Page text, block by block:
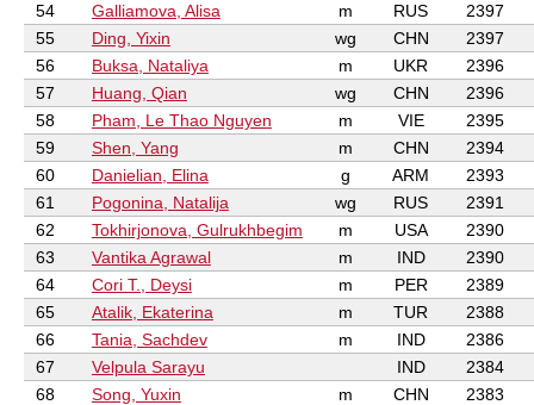
54
Galliamova, Alisa m RUS
2397
55
Ding, Yixin wg CHN
2397
56
Buksa, Nataliya m UKR
2396
57
Huang, Qian wg CHN
2396
58
Pham, Le Thao Nguyen m VIE
2395
59
Shen, Yang m CHN
2394
60
Danielian, Elina g ARM
2393
61
Pogonina, Natalija wg RUS
2391
62
Tokhirjonova, Gulrukhbegim m USA
2390
63
Vantika Agrawal m IND
2390
64
Cori T., Deysi m PER
2389
65
Atalik, Ekaterina m TUR
2388
66
Tania, Sachdev m IND
2386
67
Velpula Sarayu IND
2384
68
Song, Yuxin m CHN
2383